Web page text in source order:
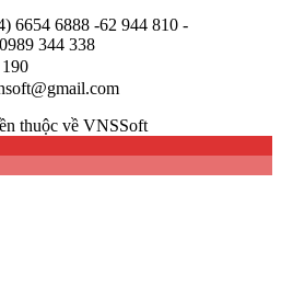
6654 6888 -62 944 810 -
344 338
thuộc về VNSSoft